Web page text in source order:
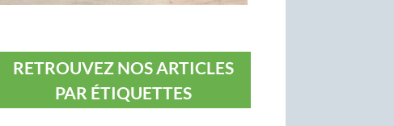
RETROUVEZ NOS ARTICLES
PAR ÉTIQUETTES